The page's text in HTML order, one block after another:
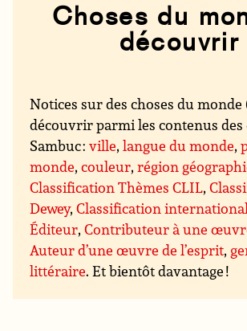
Choses du
découvrir
Notices sur des choses du monde
découvrir parmi les contenus
Sambuc :ville,langue du monde,
monde,couleur,région
Classification Thèmes CLIL,
Dewey,Classification
Éditeur,Contributeur à une
Auteur d’une œuvre de l’esprit,
littéraire. Et bientôt davantage !